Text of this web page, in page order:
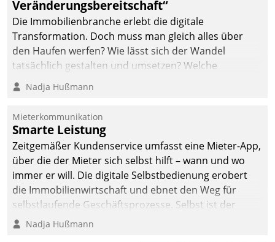
Veränderungsbereitschaft“
Die Immobilienbranche erlebt die digitale
Transformation. Doch muss man gleich alles über
den Haufen werfen? Wie lässt sich der Wandel
tatsächlich gestalten und umsetzen? Welche
Argumente zählen wirklich?
Nadja Hußmann
Mieterkommunikation
Smarte Leistung
Zeitgemäßer Kundenservice umfasst eine Mieter-App,
über die der Mieter sich selbst hilft – wann und wo
immer er will. Die digitale Selbstbedienung erobert
die Immobilienwirtschaft und ebnet den Weg für
selbstlaufende Geschäftsprozesse. Selbst ist der
Kunde und smart der Serviceanbieter.
Nadja Hußmann